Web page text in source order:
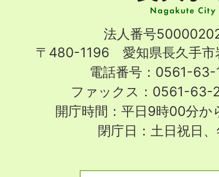
市
City
法人番号
〒480-1196 愛知県長久手市
電話番号：0561-63-
ファックス：0561-63-
開庁時間：平日9時00分
閉庁日：土日祝日